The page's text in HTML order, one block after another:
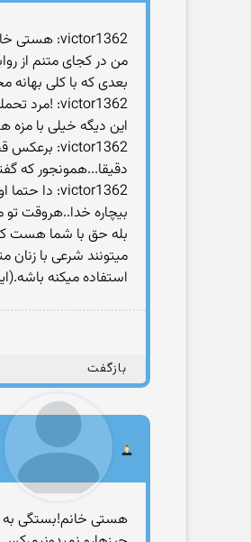
victor1362: هستی خانم!حتی همون فرنگیا هم وقتی ازدواج میکنن به هم وفادار میمونن!بهم خیانت نمیکنن
من در كجای متنم از
بعدی كه با كلی بهانه
victor1362: !مرد تحملش کمه،اما خدا به زنا صبر داده
این دیگه خیلی با
victor1362: برعکس قضیه رو هم فرض کنید،اگه مرد پابند باشه،زن ولی با کسای دیگه رابطه داشته باشه،اونو چی میگید؟خیانت خیانته،
دقیقا...همونجور كه
victor1362: دا حتما اونقد فهمش از من و تو بیشتره که تو قرآنشم آورده که اگه میتونید عدالتو بجا بیارید تا چهارزن دایم می تونید بگیرد،یعنی خدارو هم قبول ندارید؟
بیچاره خدا..هروقت تو
بله حق با شما هست
میتونند شرعی با
استفاده میكنه
بازگفت
هستی خانم!بستگی به